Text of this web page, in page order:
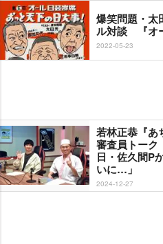
爆笑問題・太
ル対談 『オ
2022-05-23
若林正恭『あ
審査員トー
日・佐久間P
いに…」
2024-12-27